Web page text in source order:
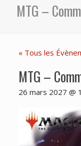
MTG –
« Tous les
MTG –
26 mars 2027 @